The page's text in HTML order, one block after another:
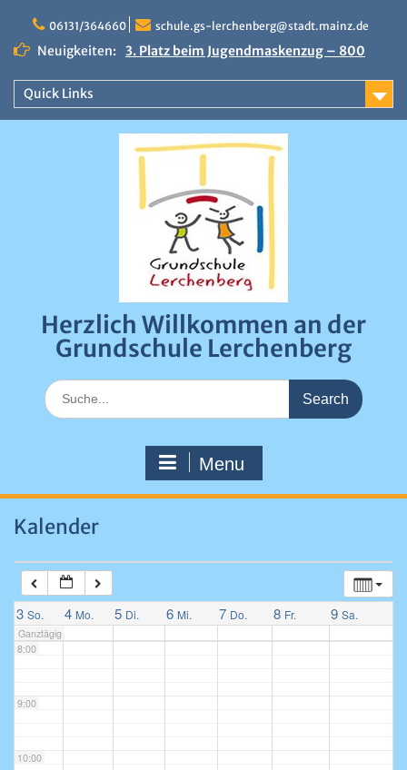
content
06131/364660 schule.gs-lerchenberg@stadt.mainz.de
Neuigkeiten:
3. Platz beim Jugendmaskenzug – 800
Grundschule Lerchenberg
Fastnachtsumzug 2026
Quick Links
Herzlich Willkommen an der
Grundschule Lerchenberg
Search
for:
Menu
Kalender
3 So. 4 Mo. 5 Di. 6 Mi. 7 Do. 8 Fr. 9 Sa.
Ganztägig
7:00
8:00
9:00
10:00